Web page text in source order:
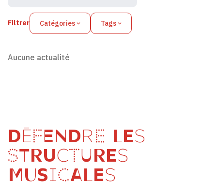
Filtrer Catégories Tags
Aucune actualité
DÉFENDRE LES
STRUCTURES
MUSICALES